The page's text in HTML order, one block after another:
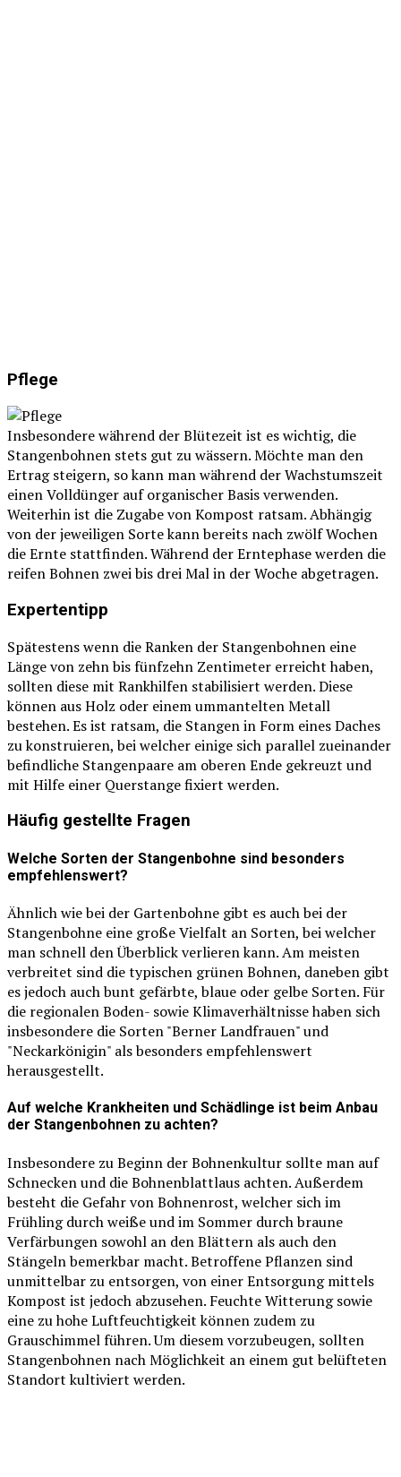
Pflege
Insbesondere während der Blütezeit ist es wichtig, die
Stangenbohnen stets gut zu wässern. Möchte man den
Ertrag steigern, so kann man während der Wachstumszeit
einen Volldünger auf organischer Basis verwenden.
Weiterhin ist die Zugabe von Kompost ratsam. Abhängig
von der jeweiligen Sorte kann bereits nach zwölf Wochen
die Ernte stattfinden. Während der Erntephase werden die
reifen Bohnen zwei bis drei Mal in der Woche abgetragen.
Expertentipp
Spätestens wenn die Ranken der Stangenbohnen eine
Länge von zehn bis fünfzehn Zentimeter erreicht haben,
sollten diese mit Rankhilfen stabilisiert werden. Diese
können aus Holz oder einem ummantelten Metall
bestehen. Es ist ratsam, die Stangen in Form eines Daches
zu konstruieren, bei welcher einige sich parallel zueinander
befindliche Stangenpaare am oberen Ende gekreuzt und
mit Hilfe einer Querstange fixiert werden.
Häufig gestellte Fragen
Welche Sorten der Stangenbohne sind besonders
empfehlenswert?
Ähnlich wie bei der Gartenbohne gibt es auch bei der
Stangenbohne eine große Vielfalt an Sorten, bei welcher
man schnell den Überblick verlieren kann. Am meisten
verbreitet sind die typischen grünen Bohnen, daneben gibt
es jedoch auch bunt gefärbte, blaue oder gelbe Sorten. Für
die regionalen Boden- sowie Klimaverhältnisse haben sich
insbesondere die Sorten "Berner Landfrauen" und
"Neckarkönigin" als besonders empfehlenswert
herausgestellt.
Auf welche Krankheiten und Schädlinge ist beim Anbau
der Stangenbohnen zu achten?
Insbesondere zu Beginn der Bohnenkultur sollte man auf
Schnecken und die Bohnenblattlaus achten. Außerdem
besteht die Gefahr von Bohnenrost, welcher sich im
Frühling durch weiße und im Sommer durch braune
Verfärbungen sowohl an den Blättern als auch den
Stängeln bemerkbar macht. Betroffene Pflanzen sind
unmittelbar zu entsorgen, von einer Entsorgung mittels
Kompost ist jedoch abzusehen. Feuchte Witterung sowie
eine zu hohe Luftfeuchtigkeit können zudem zu
Grauschimmel führen. Um diesem vorzubeugen, sollten
Stangenbohnen nach Möglichkeit an einem gut belüfteten
Standort kultiviert werden.